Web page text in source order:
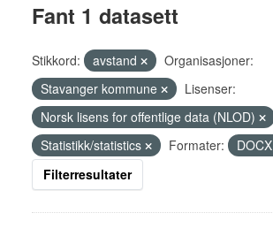
Fant 1 datasett
Stikkord: avstand
Organisasjoner:
Stavanger kommune
Lisenser:
Norsk lisens for offentlige data (NLOD)
Statistikk/statistics
Formater: DOCX
Filterresultater